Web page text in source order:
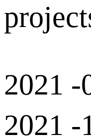
2021 -
2021 -